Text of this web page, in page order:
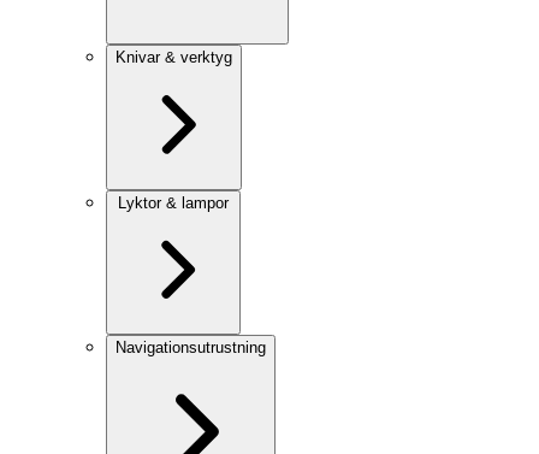
Knivar & verktyg
Lyktor & lampor
Navigationsutrustning